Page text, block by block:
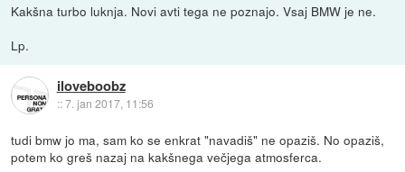
Kakšna turbo luknja. Novi avti tega ne poznajo. Vsaj BMW je ne.
Lp.
iloveboobz
::7. jan 2017, 11:56
tudi bmw jo ma, sam ko se enkrat "navadiš" ne opaziš. No opaziš,
potem ko greš nazaj na kakšnega večjega atmosferca.